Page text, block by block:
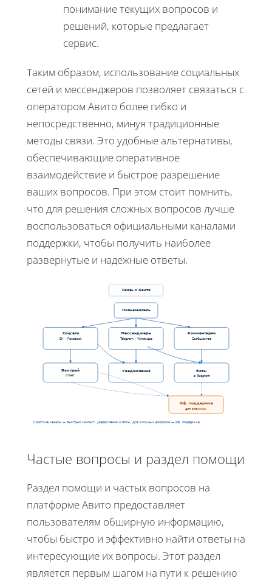
понимание текущих вопросов и
решений, которые предлагает
сервис.
Таким образом, использование социальных
сетей и мессенджеров позволяет связаться с
оператором Авито более гибко и
непосредственно, минуя традиционные
методы связи. Это удобные альтернативы,
обеспечивающие оперативное
взаимодействие и быстрое разрешение
ваших вопросов. При этом стоит помнить,
что для решения сложных вопросов лучше
воспользоваться официальными каналами
поддержки, чтобы получить наиболее
развернутые и надежные ответы.
Связь с Авито
Пользователь
Соцсети
ВК · Facebook
Мессенджеры
Telegram · WhatsApp
Комментарии
Сообщества
Быстрый
ответ
Уведомления Боты
в Telegram
Оф. поддержка
для сложных
Короткие каналы — быстрый контакт, уведомления и боты. Для сложных вопросов — оф. поддержка.
Частые вопросы и раздел помощи
Раздел помощи и частых вопросов на
платформе Авито предоставляет
пользователям обширную информацию,
чтобы быстро и эффективно найти ответы на
интересующие их вопросы. Этот раздел
является первым шагом на пути к решению